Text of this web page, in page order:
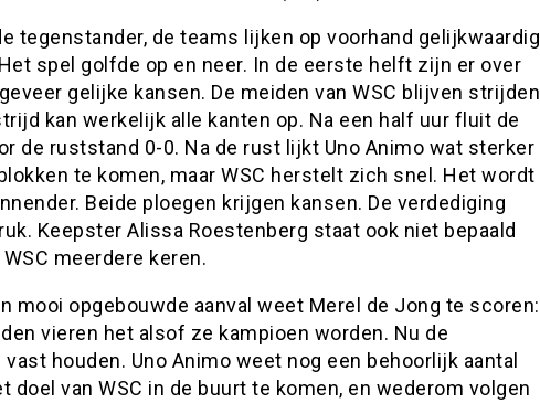
tegenstander, de teams lijken op voorhand gelijkwaardig
spel golfde op en neer. In de eerste helft zijn er over
gelijke kansen. De meiden van WSC blijven strijden
kan werkelijk alle kanten op. Na een half uur fluit de
de ruststand 0-0. Na de rust lijkt Uno Animo wat sterker
te komen, maar WSC herstelt zich snel. Het wordt
Beide ploegen krijgen kansen. De verdediging
Keepster Alissa Roestenberg staat ook niet bepaald
meerdere keren.
mooi opgebouwde aanval weet Merel de Jong te scoren:
vieren het alsof ze kampioen worden. Nu de
houden. Uno Animo weet nog een behoorlijk aantal
doel van WSC in de buurt te komen, en wederom volgen